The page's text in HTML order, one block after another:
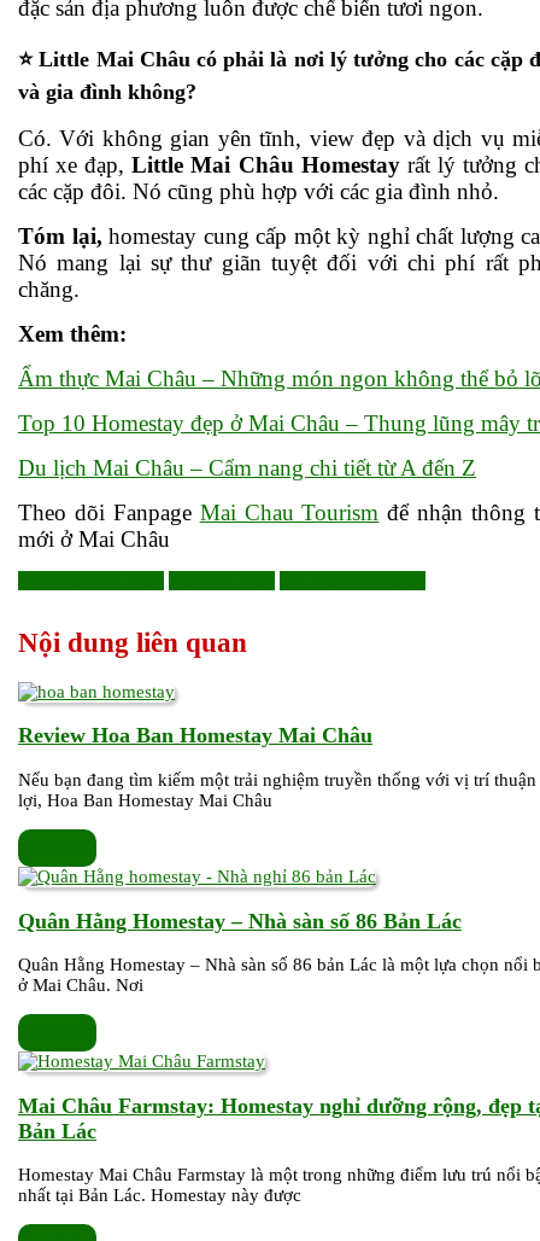
đặc sản địa phương luôn được chế biến tươi ngon.
⭐ Little Mai Châu có phải là nơi lý tưởng cho các cặp
và gia đình không?
Có. Với không gian yên tĩnh, view đẹp và dịch vụ
phí xe đạp,Little Mai Châu Homestayrất lý tưởng
các cặp đôi. Nó cũng phù hợp với các gia đình nhỏ.
Tóm lại, homestay cung cấp một kỳ nghỉ chất lượng
Nó mang lại sự thư giãn tuyệt đối với chi phí rất
chăng.
Xem thêm:
Ẩm thực Mai Châu – Những món ngon không thể bỏ
Top 10 Homestay đẹp ở Mai Châu – Thung lũng mây
Du lịch Mai Châu – Cẩm nang chi tiết từ A đến Z
Theo dõi Fanpage Mai Chau Tourism để nhận thông
mới ở Mai Châu
Nội dung liên quan
Review Hoa Ban Homestay Mai Châu
Ban
Nếu bạn đang tìm kiếm một trải nghiệm truyền thống với vị trí thuận
lợi, Hoa Ban Homestay Mai Châu
Xem thêmXem
thêm
Quân Hằng Homestay – Nhà sàn số 86 Bản LácQuân
86
Bản
Quân Hằng Homestay – Nhà sàn số 86 bản Lác là một lựa chọn nổi
ở Mai Châu. Nơi
Xem thêmXem
thêm
Mai Châu Farmstay: Homestay nghỉ dưỡng rộng, đẹp
Bản LácMai
Farmstay:
Homestay
nghỉ
Homestay Mai Châu Farmstay là một trong những điểm lưu trú nổi
nhất tại Bản Lác. Homestay này được